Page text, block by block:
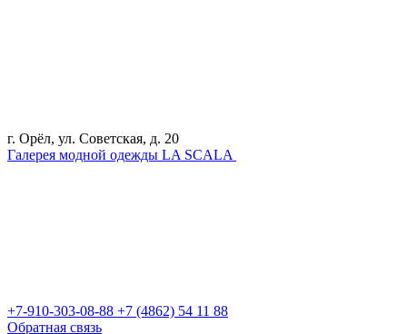
г. Орёл, ул. Советская, д. 20
Галерея модной одежды LA SCALA
+7-910-303-08-88 +7 (4862) 54 11 88
Обратная связь